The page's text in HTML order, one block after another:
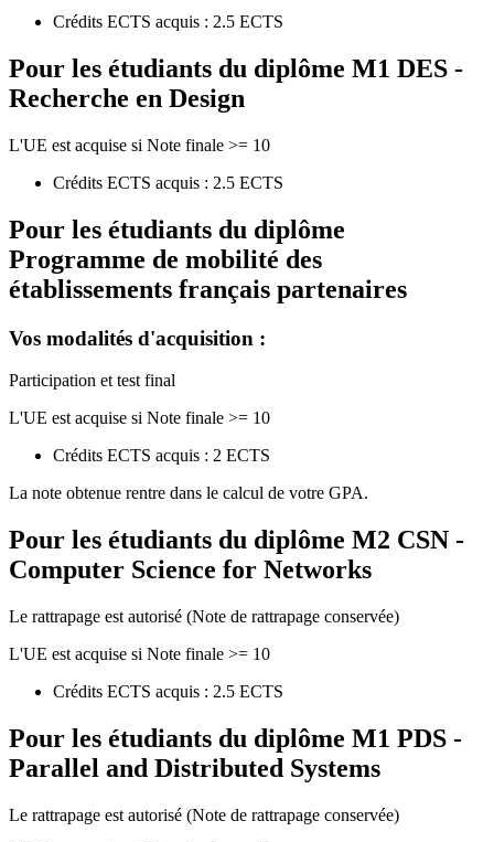
Crédits ECTS acquis : 2.5 ECTS
Pour les étudiants du diplôme M1 DES -
Recherche en Design
L'UE est acquise si Note finale >= 10
Crédits ECTS acquis : 2.5 ECTS
Pour les étudiants du diplôme
Programme de mobilité des
établissements français partenaires
Vos modalités d'acquisition :
Participation et test final
L'UE est acquise si Note finale >= 10
Crédits ECTS acquis : 2 ECTS
La note obtenue rentre dans le calcul de votre GPA.
Pour les étudiants du diplôme M2 CSN -
Computer Science for Networks
Le rattrapage est autorisé (Note de rattrapage conservée)
L'UE est acquise si Note finale >= 10
Crédits ECTS acquis : 2.5 ECTS
Pour les étudiants du diplôme M1 PDS -
Parallel and Distributed Systems
Le rattrapage est autorisé (Note de rattrapage conservée)